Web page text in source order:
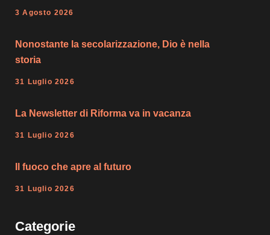
3 Agosto 2026
Nonostante la secolarizzazione, Dio è nella
storia
31 Luglio 2026
La Newsletter di Riforma va in vacanza
31 Luglio 2026
Il fuoco che apre al futuro
31 Luglio 2026
Categorie